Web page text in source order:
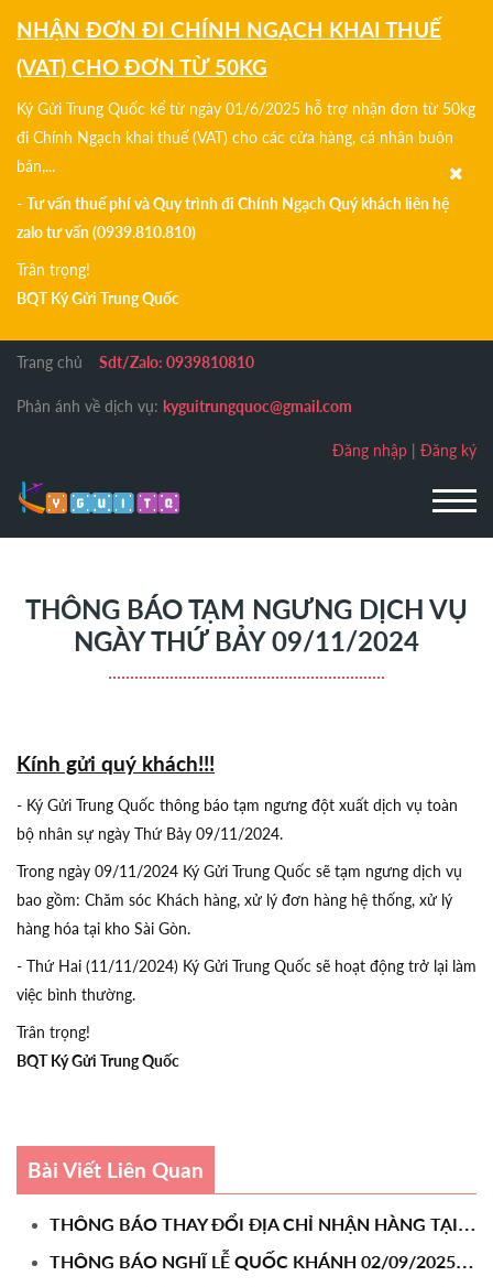
NHẬN ĐƠN ĐI CHÍNH NGẠCH KHAI THUẾ
(VAT) CHO ĐƠN TỪ 50KG
Ký Gửi Trung Quốc kể từ ngày 01/6/2025 hỗ trợ nhận đơn từ 50kg
đi Chính Ngạch khai thuế (VAT) cho các cửa hàng, cá nhân buôn
bán,...
- Tư vấn thuế phí và Quy trình đi Chính Ngạch Quý khách liên hệ
zalo tư vấn (0939.810.810)
Trân trọng!
BQT Ký Gửi Trung Quốc
Trang chủ Sdt/Zalo: 0939810810
Phản ánh về dịch vụ: kyguitrungquoc@gmail.com
Đăng nhập | Đăng ký
THÔNG BÁO TẠM NGƯNG DỊCH VỤ
NGÀY THỨ BẢY 09/11/2024
Kính gửi quý khách!!!
- Ký Gửi Trung Quốc thông báo tạm ngưng đột xuất dịch vụ toàn
bộ nhân sự ngày Thứ Bảy 09/11/2024.
Trong ngày 09/11/2024 Ký Gửi Trung Quốc sẽ tạm ngưng dịch vụ
bao gồm: Chăm sóc Khách hàng, xử lý đơn hàng hệ thống, xử lý
hàng hóa tại kho Sài Gòn.
- Thứ Hai (11/11/2024) Ký Gửi Trung Quốc sẽ hoạt động trở lại làm
việc bình thường.
Trân trọng!
BQT Ký Gửi Trung Quốc
Bài Viết Liên Quan
T
HÔNG BÁO THAY ĐỔI ĐỊA CHỈ NHẬN HÀNG TẠI KHO TRUNG QUỐC
T
HÔNG BÁO NGHĨ LỄ QUỐC KHÁNH 02/09/2025